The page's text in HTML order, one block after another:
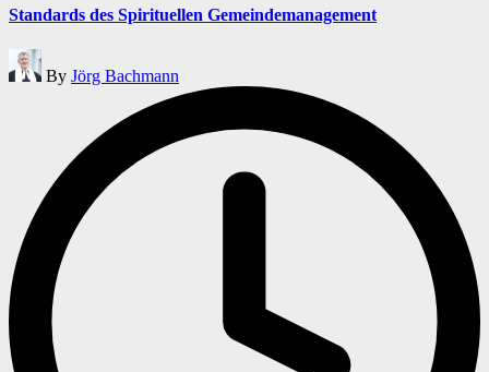
Standards des Spirituellen Gemeindemanagement
Posted
by
By Jörg Bachmann